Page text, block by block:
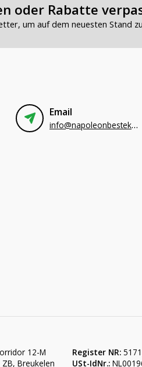
oder Rabatte
um auf dem neuesten Stand
Email
info@napoleonbestek.nl
12-M
Breukelen
Register NR:
USt-IdNr.: